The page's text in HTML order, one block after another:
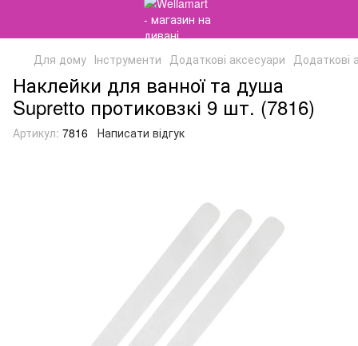
Для дому Інструменти Додаткові аксесуари Додаткові
Наклейки для ванної та душа
Supretto протиковзкі 9 шт. (7816)
Артикул: 7816 Написати відгук